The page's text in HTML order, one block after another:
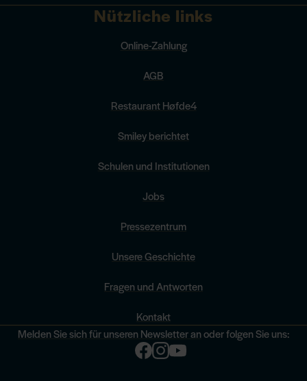
Nützliche links
Online-Zahlung
AGB
Restaurant Høfde4
Smiley berichtet
Schulen und Institutionen
Jobs
Pressezentrum
Unsere Geschichte
Fragen und Antworten
Kontakt
Melden Sie sich für unseren Newsletter anoder folgen Sie uns: